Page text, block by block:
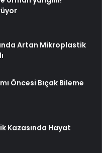
Artan Mikroplastik
Öncesi Bıçak Bileme
Kazasında Hayat